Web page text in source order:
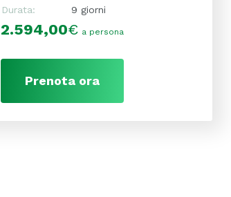
Durata:
9 giorni
2.594,00€ a persona
Prenota ora